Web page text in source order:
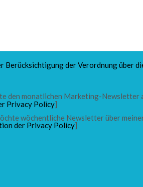
Berücksichtigung der Verordnung über
den monatlichen Marketing-Newsletter
Privacy Policy]
wöchentliche Newsletter über
der Privacy Policy]